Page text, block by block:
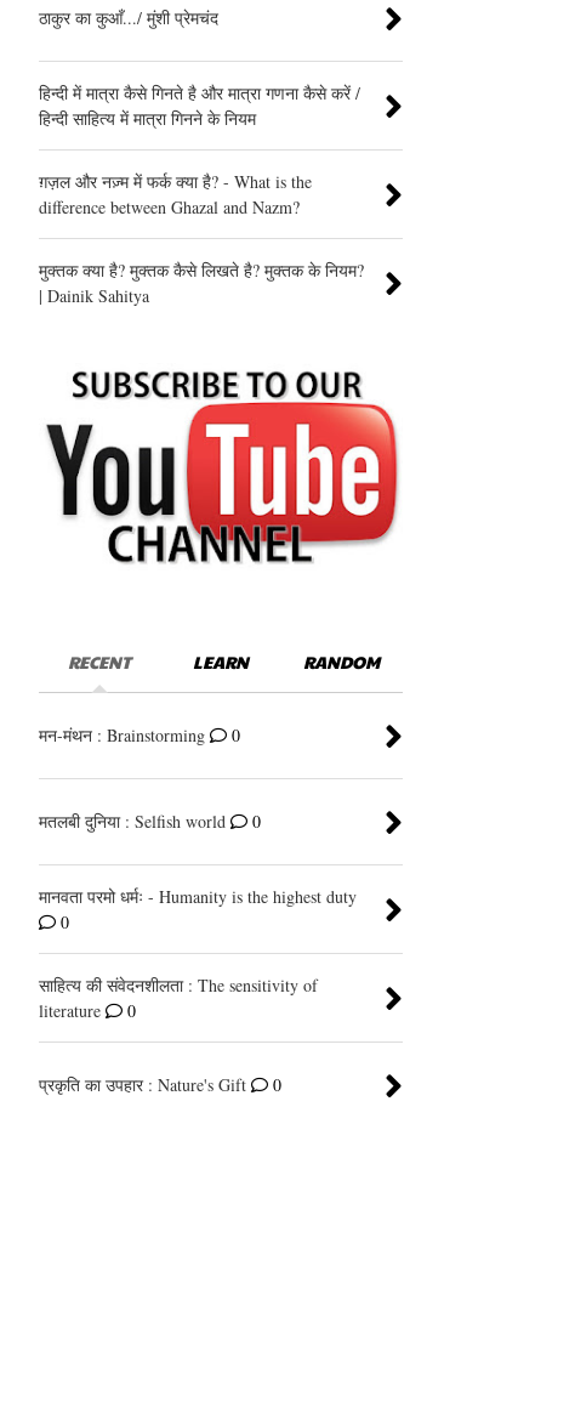
ठाकुर का कुआँ.../ मुंशी प्रेमचंद
हिन्दी में मात्रा कैसे गिनते है और मात्रा गणना कैसे करें /
हिन्दी साहित्य में मात्रा गिनने के नियम
ग़ज़ल और नज़्म में फर्क क्या है? - What is the
difference between Ghazal and Nazm?
मुक्तक क्या है? मुक्तक कैसे लिखते है? मुक्तक के नियम?
| Dainik Sahitya
RECENT LEARN RANDOM
मन-मंथन : Brainstorming 0
मतलबी दुनिया : Selfish world 0
मानवता परमो धर्मः - Humanity is the highest duty
0
साहित्य की संवेदनशीलता : The sensitivity of
literature
0
प्रकृति का उपहार : Nature's Gift 0